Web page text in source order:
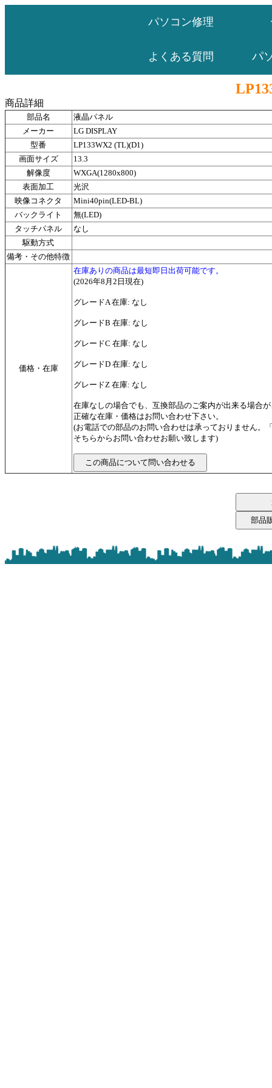
パソコン修理
よくある質問 パ
商品詳細
部品名
液晶パネル
メーカー
LG DISPLAY
型番
LP133WX2 (TL)(D1)
画面サイズ
13.3
解像度
WXGA(1280x800)
表面加工
光沢
映像コネクタ
Mini40pin(LED-BL)
バックライト
無(LED)
タッチパネル
なし
駆動方式
備考・その他特徴
価格・在庫
在庫ありの商品は最短即日出荷可能です。
(2026年8月2日現在)
グレードA 在庫: なし
グレードB 在庫: なし
グレードC 在庫: なし
グレードD 在庫: なし
グレードZ 在庫: なし
在庫なしの場合でも、互換部品のご案内が出来る場合
正確な在庫・価格はお問い合わせ下さい。
(お電話での部品のお問い合わせは承っておりません。
そちらからお問い合わせお願い致します)